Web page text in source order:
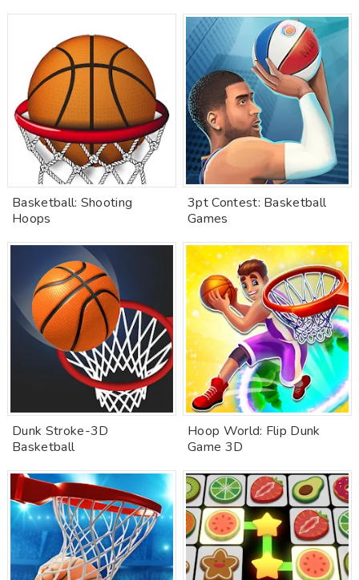
Basketball: Shooting
Hoops
3pt Contest: Basketball
Games
Dunk Stroke-3D
Basketball
Hoop World: Flip Dunk
Game 3D